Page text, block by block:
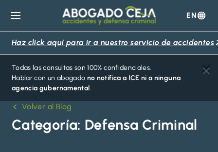
Abogado
Ceja
EN
Haz click aquí para ir a nuestro servicio de accidentes
Todas las consultas son 100% confidenciales.
Hablar con un abogado no notifica a ICE ni a ninguna
agencia gubernamental.
Volver al Blog
Categoría: Defensa Criminal